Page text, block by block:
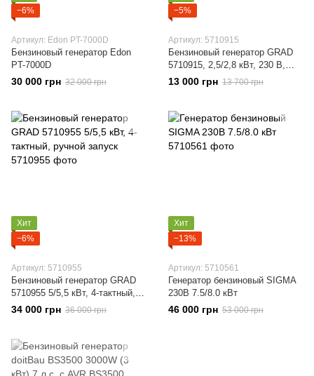
−6%
Артикул: Edon PT-7000D
Бензиновый генератор Edon
PT-7000D
30 000 грн 32 000 грн
−5%
Артикул: 5710915
Бензиновый генератор GRAD
5710915, 2,5/2,8 кВт, 230 В,
AVR, ручной запуск
13 000 грн 13 700 грн
Хит
−6%
Артикул: 5710955
Бензиновый генератор GRAD
5710955 5/5,5 кВт, 4-тактный,
ручной запуск
34 000 грн 36 000 грн
Хит
−13%
Артикул: 5710561
Генератор бензиновый SIGMA
230В 7.5/8.0 кВт
46 000 грн 53 000 грн